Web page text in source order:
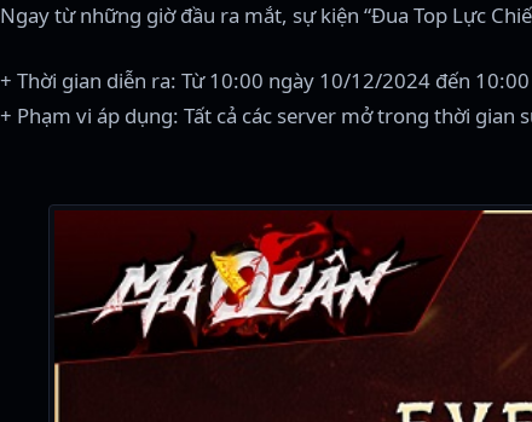
Ngay từ những giờ đầu ra mắt, sự kiện “Đua Top Lực
+ Thời gian diễn ra: Từ 10:00 ngày 10/12/2024 đến
+ Phạm vi áp dụng: Tất cả các server mở trong thời gian